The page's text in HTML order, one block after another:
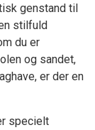
genstand til
stilfuld
du er
og sandet,
er der en
specielt